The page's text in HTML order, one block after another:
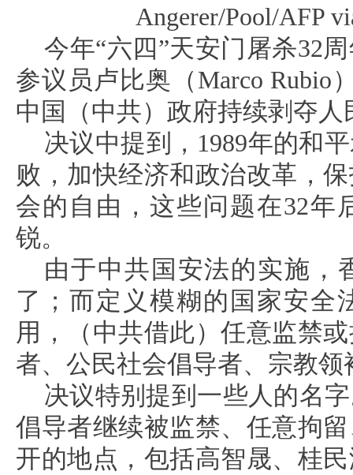
Angerer/Pool/AFP
今年“六四”天安门屠杀32
参议员卢比奥（Marco Rubio
中国（中共）政府持续剥夺
决议中提到，1989年的和
败，加快经济和政治改革，
会的自由，这些问题在32年
锐。
由于中共国安法的实施，
了；而定义模糊的国家安全
用，（中共借此）任意监禁
者、公民社会倡导者、宗教领
决议特别提到一些人的名
倡导者继续被监禁、任意拘
开的地点，包括高智晟、桂